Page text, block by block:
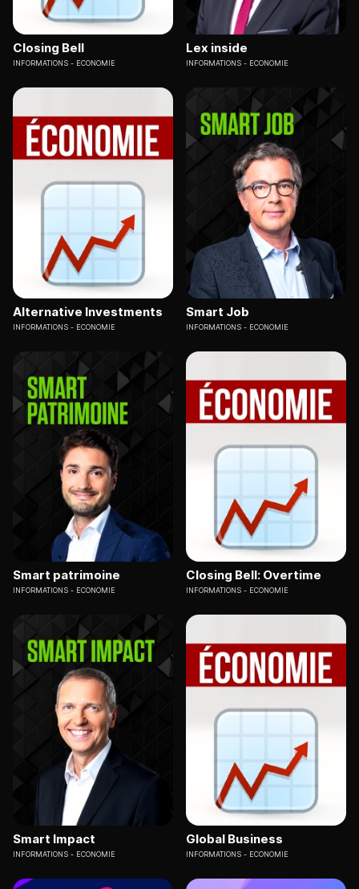
Closing Bell
INFORMATIONS ECONOMIE
Lex inside
INFORMATIONS ECONOMIE
Alternative Investments
INFORMATIONS ECONOMIE
Smart Job
INFORMATIONS ECONOMIE
Smart patrimoine
INFORMATIONS ECONOMIE
Closing Bell: Overtime
INFORMATIONS ECONOMIE
Smart Impact
INFORMATIONS ECONOMIE
Global Business
INFORMATIONS ECONOMIE